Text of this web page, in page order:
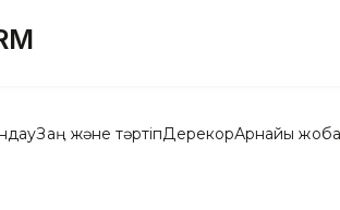
Заң және тәртіпДерекқорАрнайы жоба